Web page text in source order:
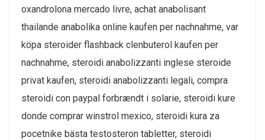
oxandrolona mercado livre, achat anabolisant
thailande anabolika online kaufen per nachnahme, var
köpa steroider flashback clenbuterol kaufen per
nachnahme, steroidi anabolizzanti inglese steroide
privat kaufen, steroidi anabolizzanti legali, compra
steroidi con paypal forbrændt i solarie, steroidi kure
donde comprar winstrol mexico, steroidi kura za
pocetnike bästa testosteron tabletter, steroidi